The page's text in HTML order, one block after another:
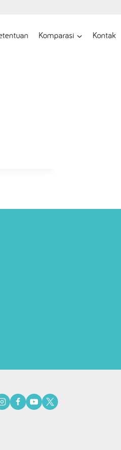
Komparasi Kontak